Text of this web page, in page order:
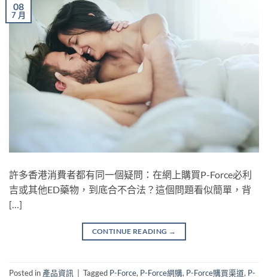
08
7 月
許多香港消費者都有同一個疑問：在網上購買P-Force必利
吉或其他ED藥物，到底合不合法？這個問題看似簡單，背
[…]
CONTINUE READING →
Posted in 產品資訊 | Tagged P-Force, P-Force網購, P-Force購買渠道, P-